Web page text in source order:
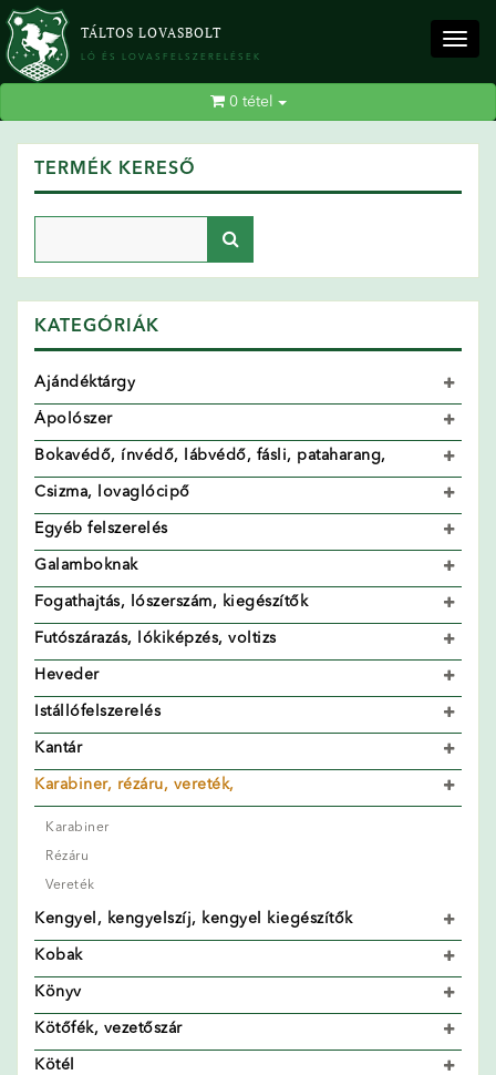
TÁLTOS LOVASBOLT
LÓ ÉS LOVASFELSZERELÉSEK
0tétel
TERMÉK KERESŐ
KATEGÓRIÁK
Ajándéktárgy
Ápolószer
Bokavédő, ínvédő, lábvédő, fásli, pataharang,
Csizma, lovaglócipő
Egyéb felszerelés
Galamboknak
Fogathajtás, lószerszám, kiegészítők
Futószárazás, lókiképzés, voltizs
Heveder
Istállófelszerelés
Kantár
Karabiner, rézáru, vereték,
Karabiner
Rézáru
Vereték
Kengyel, kengyelszíj, kengyel kiegészítők
Kobak
Könyv
Kötőfék, vezetőszár
Kötél